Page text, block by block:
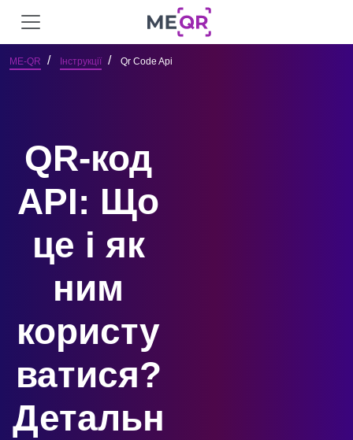
ME-QR Інструкції Qr Code Api
QR-код
API: Що
це і як
ним
користу
ватися?
Детальн